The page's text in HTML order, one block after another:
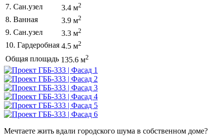
7. Сан.узел 3.4 м2
8. Ванная 3.9 м2
9. Сан.узел 3.3 м2
10. Гардеробная 4.5 м2
Общая площадь 135.6 м2
Мечтаете жить вдали городского шума в собственном доме?